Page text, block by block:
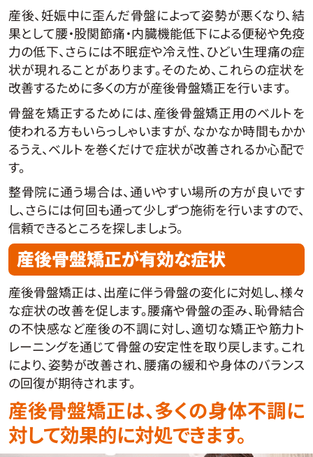
産後、妊娠中に歪んだ骨盤によって姿勢が悪くなり、結
果として腰・股関節痛・内臓機能低下による便秘や免疫
力の低下、さらには不眠症や冷え性、ひどい生理痛の症
状が現れることがあります。そのため、これらの症状を
改善するために多くの方が産後骨盤矯正を行います。
骨盤を矯正するためには、産後骨盤矯正用のベルトを
使われる方もいらっしゃいますが、なかなか時間もかか
るうえ、ベルトを巻くだけで症状が改善されるか心配で
す。
整骨院に通う場合は、通いやすい場所の方が良いです
し、さらには何回も通って少しずつ施術を行いますので、
信頼できるところを探しましょう。
産後骨盤矯正が有効な症状
産後骨盤矯正は、出産に伴う骨盤の変化に対処し、様々
な症状の改善を促します。腰痛や骨盤の歪み、恥骨結合
の不快感など産後の不調に対し、適切な矯正や筋力ト
レーニングを通じて骨盤の安定性を取り戻します。これ
により、姿勢が改善され、腰痛の緩和や身体のバランス
の回復が期待されます。
産後骨盤矯正は、多くの身体不調に
対して効果的に対処できます。